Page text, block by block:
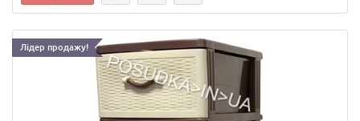
Лідер продажу!